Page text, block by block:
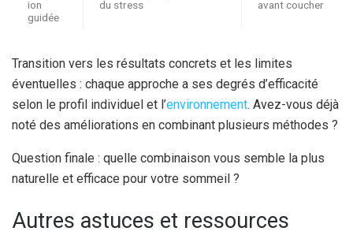
ion
guidée
du stress
avant coucher
Transition vers les résultats concrets et les limites
éventuelles : chaque approche a ses degrés d’efficacité
selon le profil individuel et l’environnement. Avez-vous déjà
noté des améliorations en combinant plusieurs méthodes ?
Question finale : quelle combinaison vous semble la plus
naturelle et efficace pour votre sommeil ?
Autres astuces et ressources